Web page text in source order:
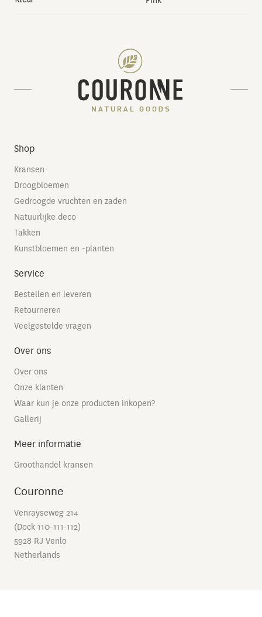
Shop
Kransen
Droogbloemen
Gedroogde vruchten en zaden
Natuurlijke deco
Takken
Kunstbloemen en -planten
Service
Bestellen en leveren
Retourneren
Veelgestelde vragen
Over ons
Over ons
Onze klanten
Waar kun je onze producten inkopen?
Gallerij
Meer informatie
Groothandel kransen
Couronne
Venrayseweg 214
(Dock 110-111-112)
5928 RJ Venlo
Netherlands